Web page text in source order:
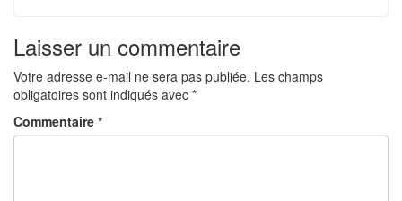
Laisser un commentaire
Votre adresse e-mail ne sera pas publiée. Les champs
obligatoires sont indiqués avec *
Commentaire *